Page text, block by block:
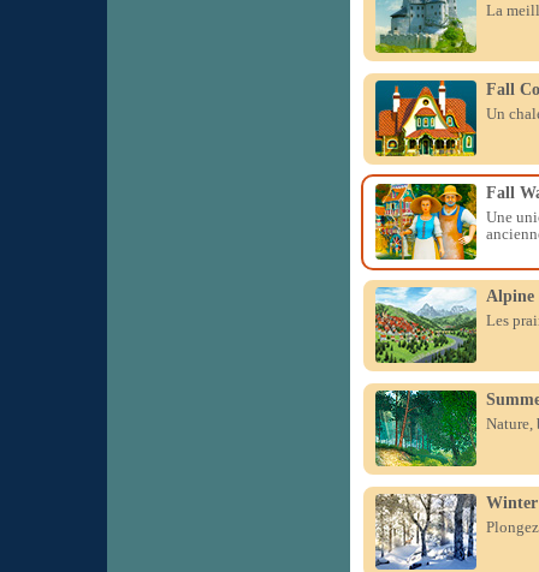
La
Fall
Un
Fall
Une
Alpine
Les
Nature,